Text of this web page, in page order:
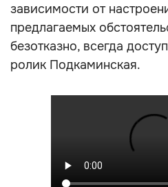
зависимости от
предлагаемых
безотказно, всегда
ролик Подкаминская.